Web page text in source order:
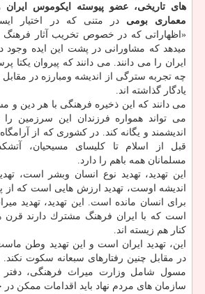
های تاریخی، عضو پیوسته ایكوموس
معماری بومی در متنی كه در اختیار
«اظهاراتی كه در خصوص تخریب آثار
میدهد كه مشاورانی در پشت این ایده وجود
ایران را می دانند. می دانند كه پیروان یكتا
چه تجربه سترگی از اندیشه ومبارزه در
یادگار گذاشته اند.
می دانند كه این ذخیره فرهنگی با هر دین و
می تواند همواره فرزندان این سرزمین را
اندیشمند و یگانه كند. در كشوری كه از آرامگاه
قبل از اسلام تا كلیسای مسیحیان،
مسلمانان همه باهم را دارد.
این تهدید، تهدید نوع انسان وبشر است،
اندیشه اوست، تهدید ارزش هایی است كه از
برای انسان مانده است. این تهدید، تهدید
است كه با ایران فرهنگ مشترك دارند قرن
كنار هم زیسته اند.
این، تهدید ایران است و این تهدید وطن
در مقابل چنین رفتارهای سبعانه سكوت
مسول شامل وزارت میراث فرهنگی، دفتر
سازمان های مردم نهاد باید اقدامات ممكن